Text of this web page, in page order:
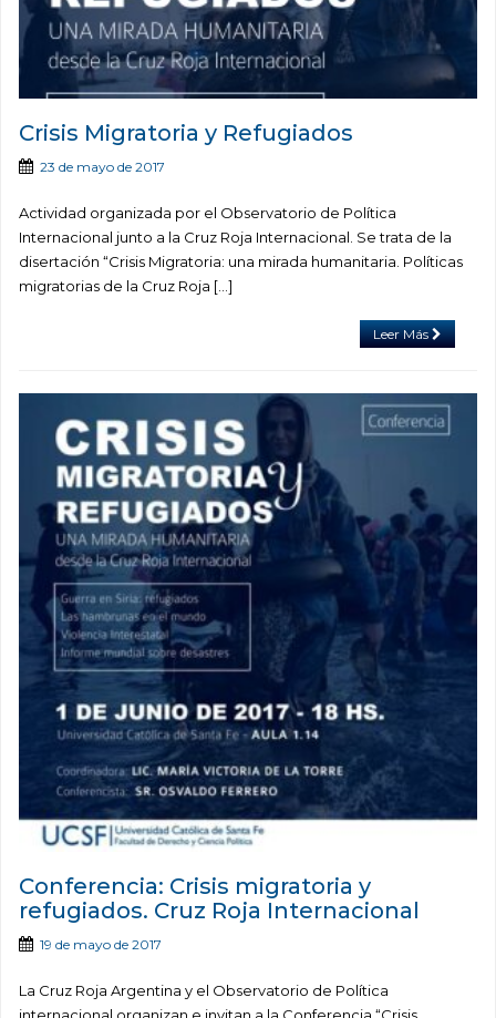
Crisis Migratoria y Refugiados
23 de mayo de 2017
Actividad organizada por el Observatorio de Política
Internacional junto a la Cruz Roja Internacional. Se trata de la
disertación “Crisis Migratoria: una mirada humanitaria. Políticas
migratorias de la Cruz Roja […]
Leer Más
Conferencia: Crisis migratoria y
refugiados. Cruz Roja Internacional
19 de mayo de 2017
La Cruz Roja Argentina y el Observatorio de Política
internacional organizan e invitan a la Conferencia “Crisis